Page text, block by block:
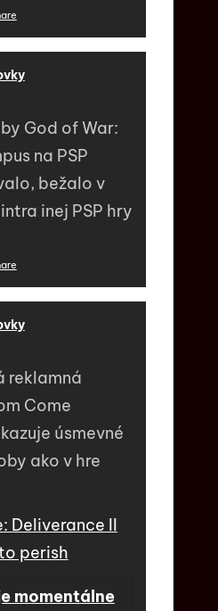
God of War:
na PSP
bežalo v
inej PSP hry
reklamná
Come
úsmevné
ako v hre
Deliverance II
perish
momentálne